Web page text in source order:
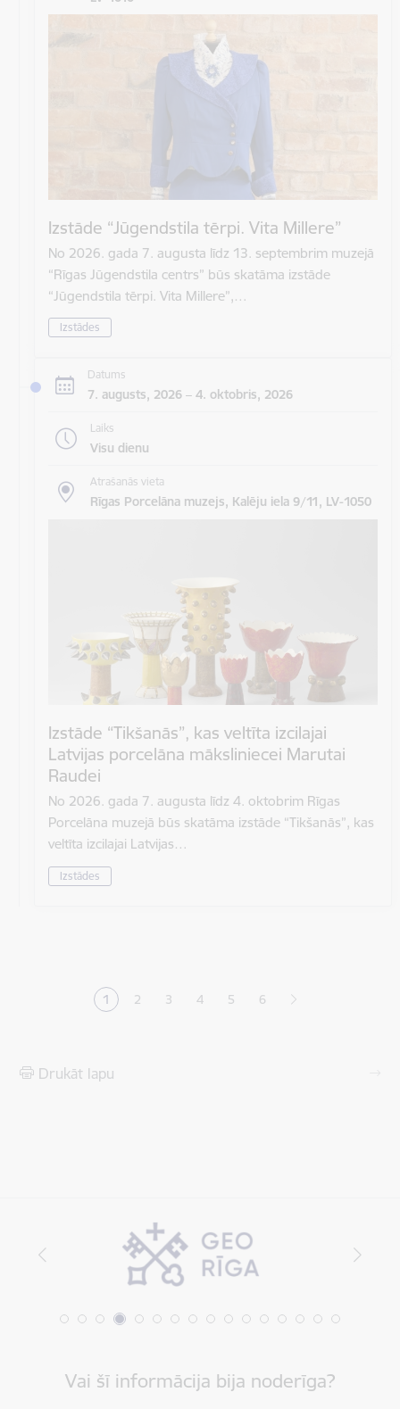
Izstāde “Jūgendstila tērpi. Vita Millere”
No 2026. gada 7. augusta līdz 13. septembrim muzejā
“Rīgas Jūgendstila centrs” būs skatāma izstāde
“Jūgendstila tērpi. Vita Millere”,…
Izstādes
Datums
7. augusts, 2026 – 4. oktobris, 2026
Laiks
Visu dienu
Atrašanās vieta
Rīgas Porcelāna muzejs, Kalēju iela 9/11, LV-1050
Izstāde “Tikšanās”, kas veltīta izcilajai
Latvijas porcelāna māksliniecei Marutai
Raudei
No 2026. gada 7. augusta līdz 4. oktobrim Rīgas
Porcelāna muzejā būs skatāma izstāde “Tikšanās”, kas
veltīta izcilajai Latvijas…
Izstādes
Pašreizējā lapa
1 Lapa
2 Lapa
3 Lapa
4 Lapa
5 6
Drukāt lapu
Vai šī informācija bija noderīga?